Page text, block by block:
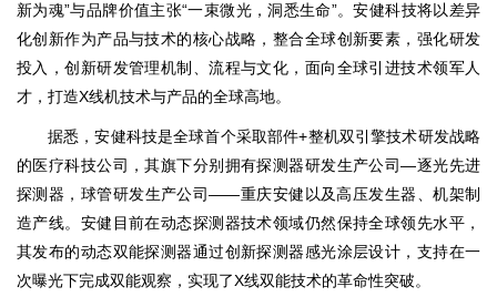
新为魂”与品牌价值主张“一束微光，洞悉生命”。安健科技将以差异
化创新作为产品与技术的核心战略，整合全球创新要素，强化研发
投入，创新研发管理机制、流程与文化，面向全球引进技术领军人
才，打造X线机技术与产品的全球高地。
据悉，安健科技是全球首个采取部件+整机双引擎技术研发战略
的医疗科技公司，其旗下分别拥有探测器研发生产公司—逐光先进
探测器，球管研发生产公司——重庆安健以及高压发生器、机架制
造产线。安健目前在动态探测器技术领域仍然保持全球领先水平，
其发布的动态双能探测器通过创新探测器感光涂层设计，支持在一
次曝光下完成双能观察，实现了X线双能技术的革命性突破。